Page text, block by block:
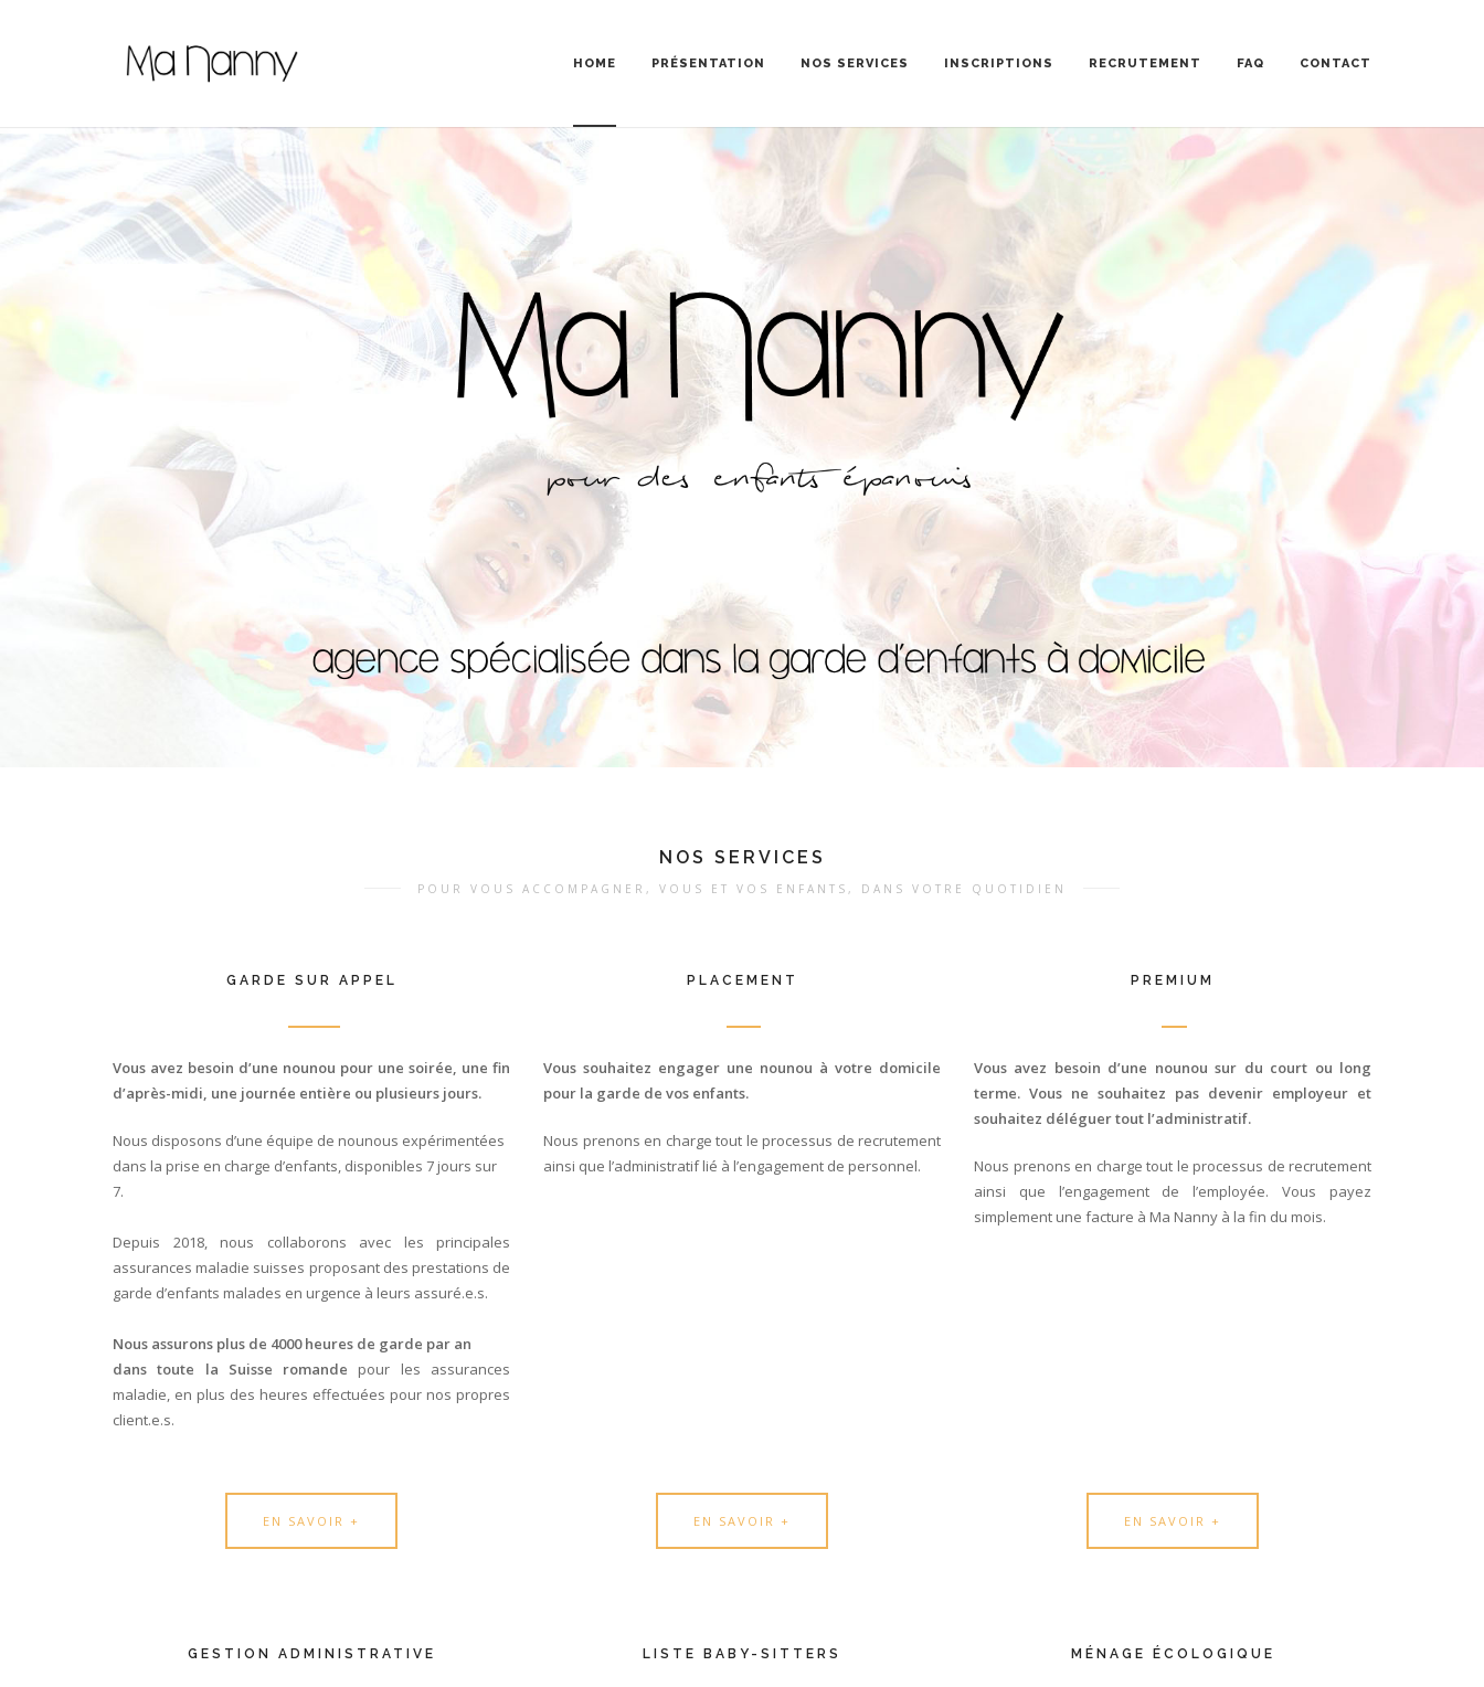
HOME PRÉSENTATION NOS SERVICES INSCRIPTIONS RECRUTEMENT FAQ CONTACT
NOS SERVICES
POUR VOUS ACCOMPAGNER, VOUS ET VOS ENFANTS, DANS VOTRE QUOTIDIEN
GARDE SUR APPEL
Vous avez besoin d’une nounou pour une soirée, une fin
d’après-midi, une journée entière ou plusieurs jours.
Nous disposons d’une équipe de nounous expérimentées
dans la prise en charge d’enfants, disponibles 7 jours sur
7.
Depuis 2018, nous collaborons avec les principales
assurances maladie suisses proposant des prestations de
garde d’enfants malades en urgence à leurs assuré.e.s.
Nous assurons plus de 4000 heures de garde par an
dans toute la Suisse romande pour les assurances
maladie, en plus des heures effectuées pour nos propres
client.e.s.
PLACEMENT
Vous souhaitez engager une nounou à votre domicile
pour la garde de vos enfants.
Nous prenons en charge tout le processus de recrutement
ainsi que l’administratif lié à l’engagement de personnel.
PREMIUM
Vous avez besoin d’une nounou sur du court ou long
terme. Vous ne souhaitez pas devenir employeur et
souhaitez déléguer tout l’administratif.
Nous prenons en charge tout le processus de recrutement
ainsi que l’engagement de l’employée. Vous payez
simplement une facture à Ma Nanny à la fin du mois.
EN SAVOIR + EN SAVOIR + EN SAVOIR +
GESTION ADMINISTRATIVE LISTE BABY-SITTERS MÉNAGE ÉCOLOGIQUE